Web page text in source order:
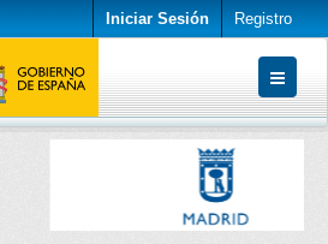
Iniciar Sesión Registro